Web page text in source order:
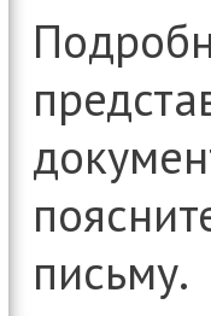
письму.